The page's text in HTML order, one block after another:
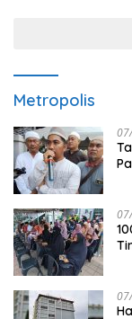
Metropolis